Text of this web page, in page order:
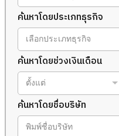
ค้นหาโดยประเภทธุรกิจ
เลือกประเภทธุรกิจ
ค้นหาโดยช่วงเงินเดือน
ตั้งแต่
ค้นหาโดยชื่อบริษัท
พิมพ์ชื่อบริษัท